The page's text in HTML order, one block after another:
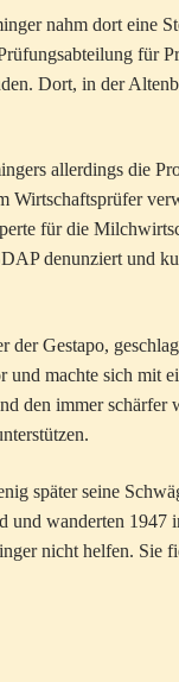
nahm dort eine
für
Dort, in der
allerdings die
Wirtschaftsprüfer
für die
denunziert und
der Gestapo,
und machte sich mit
den immer schärfer
später seine
und wanderten 1947
nicht helfen. Sie